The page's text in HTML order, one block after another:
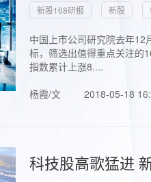
新股168研报 新股
中国上市公司研究院去年
标，筛选出值得重点关注的
指数累计上涨8....
杨霞/文
2018-05-18
科技股高歌猛进